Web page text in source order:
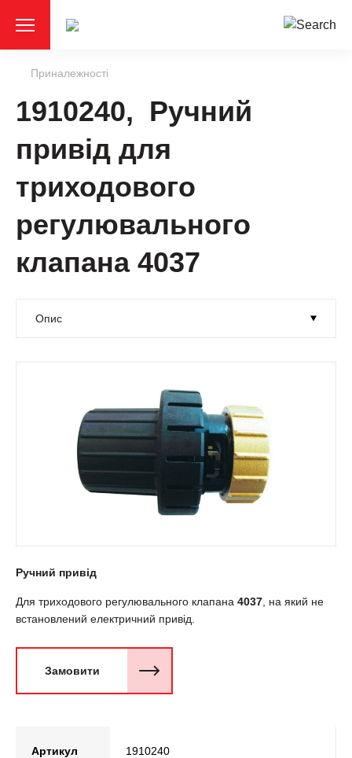
Приналежності
1910240, Ручний
привід для
триходового
регулювального
клапана 4037
Ручний привід
Для триходового регулювального клапана 4037 , на який не
встановлений електричний привід.
Замовити
Артикул 1910240